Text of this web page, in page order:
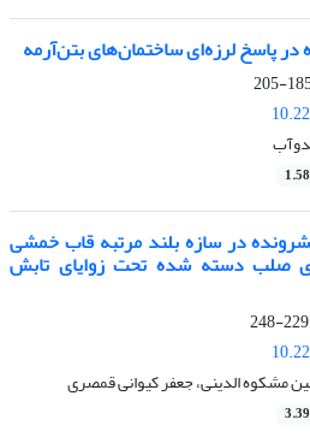
پاسخ لرزه‌ای ساختمان‌های بتن‌آرمه
185-
در سازه بلند مرتبه قاب خمشی
صلب دسته شده تحت زوایای تابش
229-248
مشکوه الدینی، جعفر کیوانی قمصری